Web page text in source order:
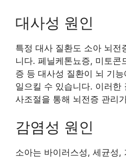
대사성 원인
특정 대사 질환도 소아 뇌전
니다. 페닐케톤뇨증, 미토콘
증 등 대사성 질환이 뇌 기
일으킬 수 있습니다. 이러한
사조절을 통해 뇌전증 관리
감염성 원인
소아는 바이러스성, 세균성,